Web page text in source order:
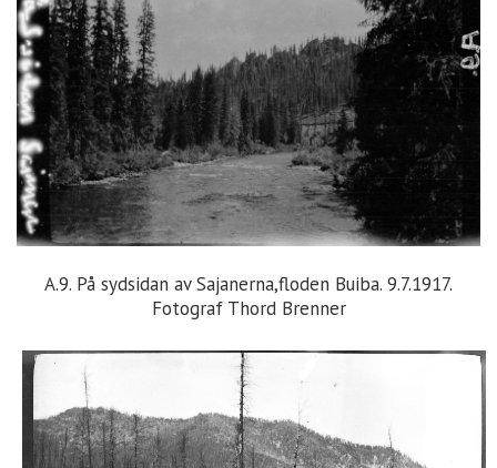
A.9. På sydsidan av Sajanerna,floden Buiba. 9.7.1917.
Fotograf Thord Brenner